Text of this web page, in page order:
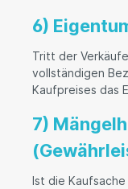
6)
Tritt der
vollständigen
Kaufpreises das
7)
Ist die